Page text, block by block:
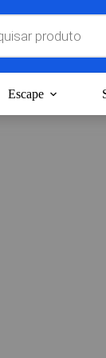
Escape